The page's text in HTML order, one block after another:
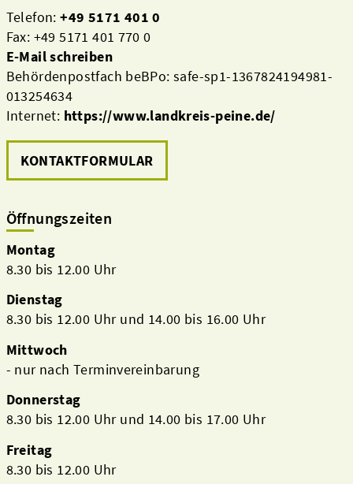
Telefon:+49 5171 401 0
Fax: +49 5171 401 770 0
E-Mail schreiben
Behördenpostfach beBPo: safe-sp1-1367824194981-
013254634
Internet: https://www.landkreis-peine.de/
KONTAKTFORMULAR
Öffnungszeiten
Montag
8.30 bis 12.00 Uhr
Dienstag
8.30 bis 12.00 Uhr und 14.00 bis 16.00 Uhr
Mittwoch
- nur nach Terminvereinbarung
Donnerstag
8.30 bis 12.00 Uhr und 14.00 bis 17.00 Uhr
Freitag
8.30 bis 12.00 Uhr